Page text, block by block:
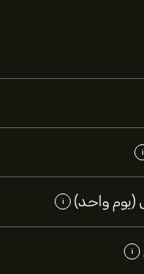
i
(يوم واحد) i
i